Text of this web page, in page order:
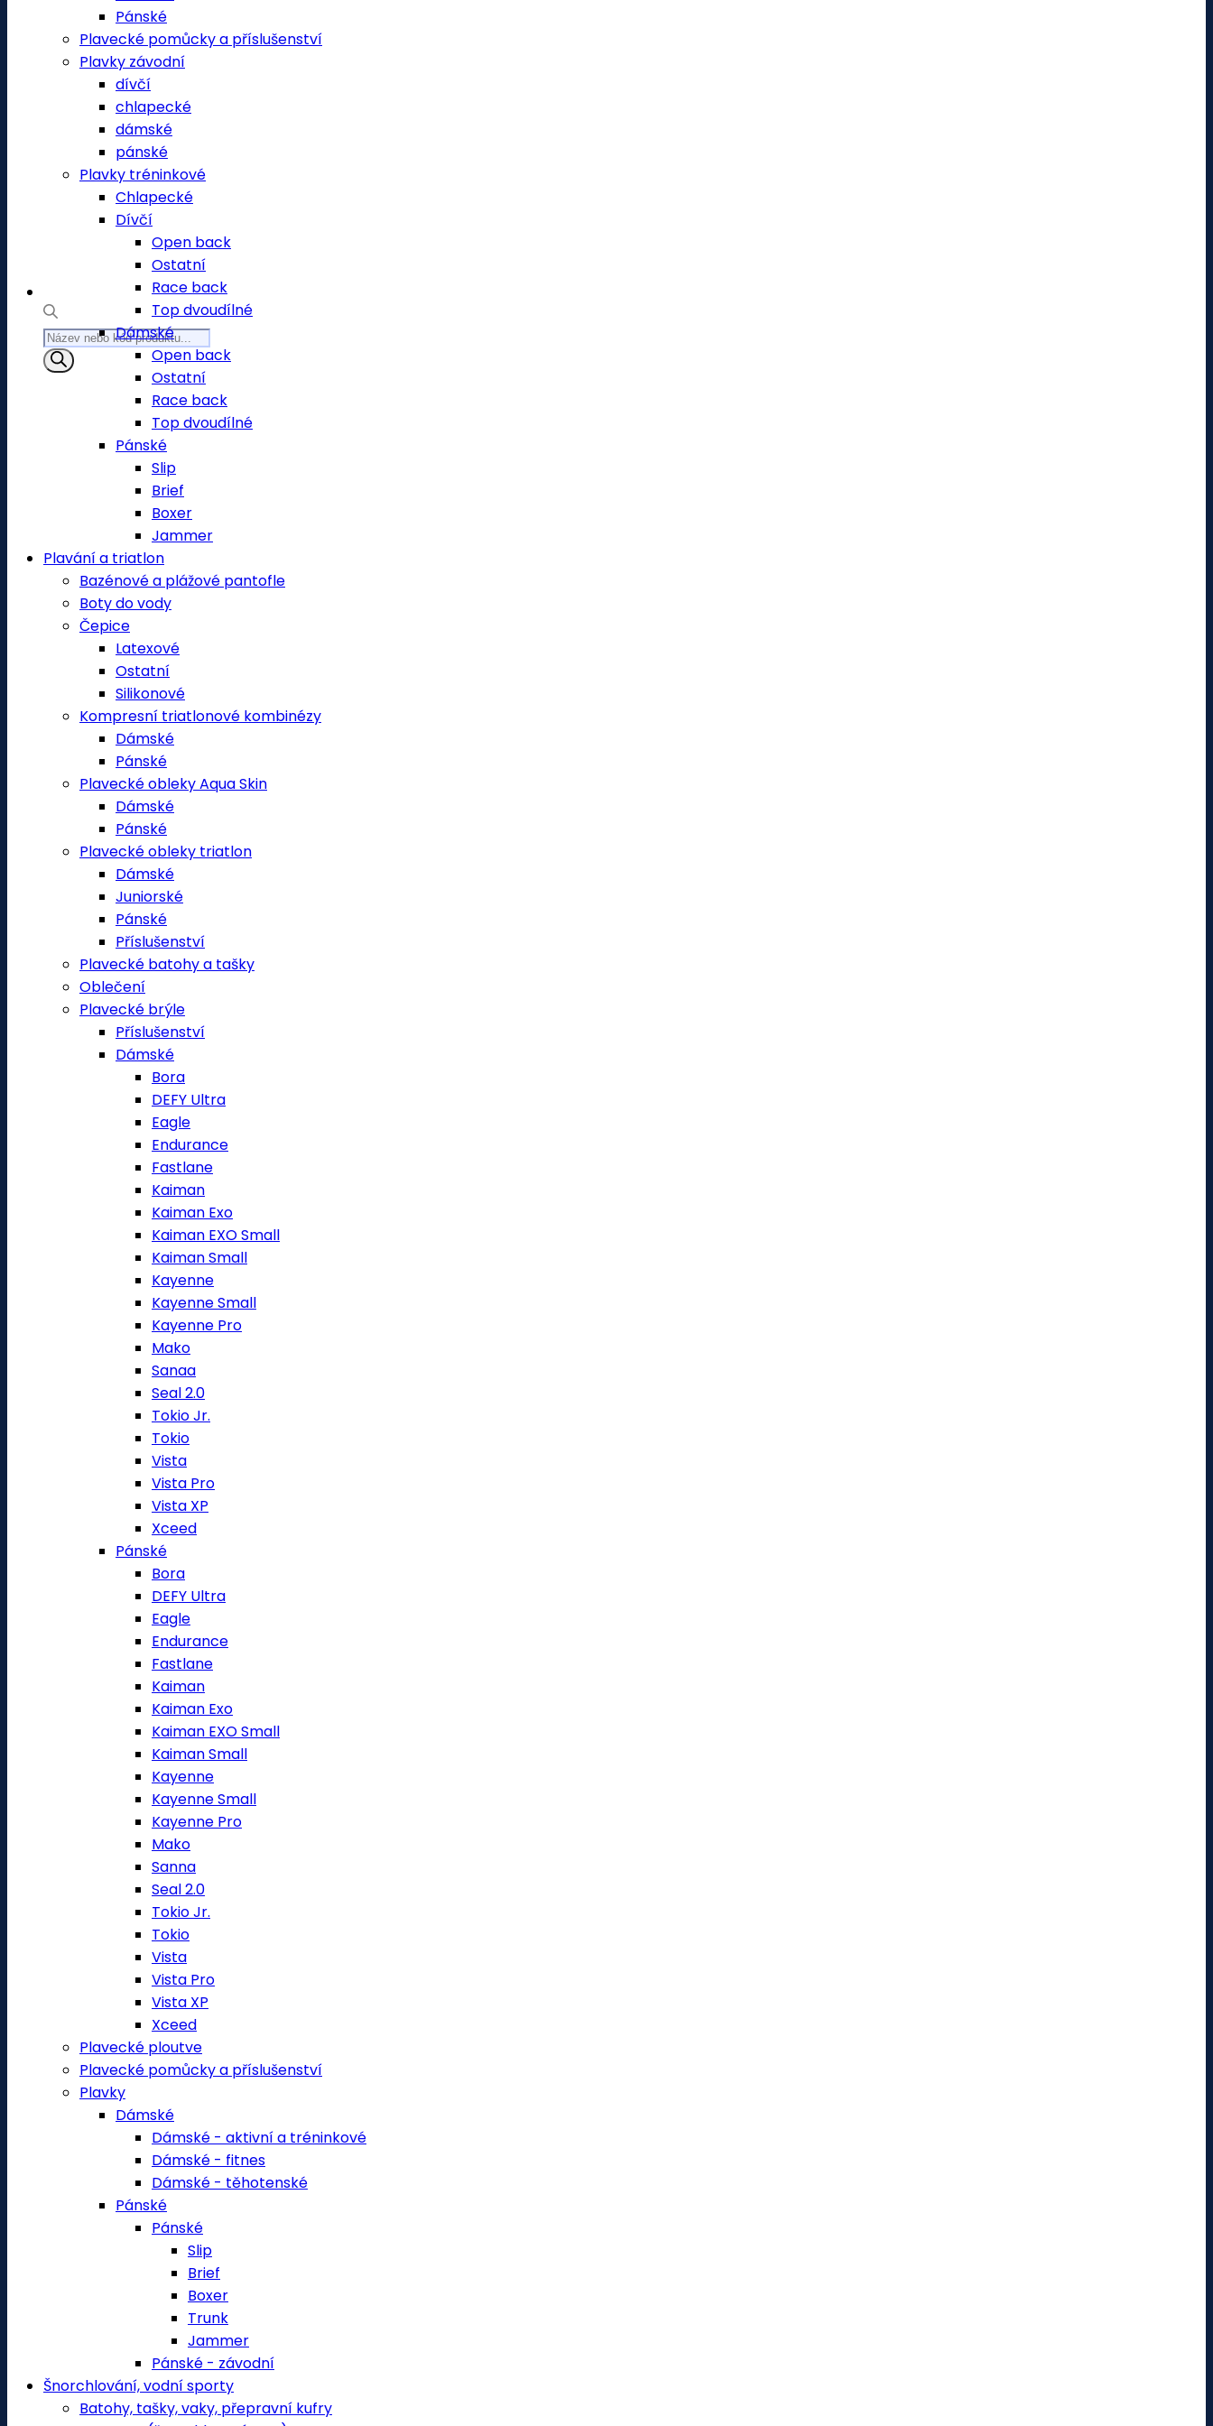
Products
search
Pánské
Plavecké pomůcky a příslušenství
Plavky závodní
dívčí
chlapecké
dámské
pánské
Plavky tréninkové
Chlapecké
Dívčí
Open back
Ostatní
Race back
Top dvoudílné
Dámské
Open back
Ostatní
Race back
Top dvoudílné
Pánské
Slip
Brief
Boxer
Jammer
Plavání a triatlon
Bazénové a plážové pantofle
Boty do vody
Čepice
Latexové
Ostatní
Silikonové
Kompresní triatlonové kombinézy
Dámské
Pánské
Plavecké obleky Aqua Skin
Dámské
Pánské
Plavecké obleky triatlon
Dámské
Juniorské
Pánské
Příslušenství
Plavecké batohy a tašky
Oblečení
Plavecké brýle
Příslušenství
Dámské
Bora
DEFY Ultra
Eagle
Endurance
Fastlane
Kaiman
Kaiman Exo
Kaiman EXO Small
Kaiman Small
Kayenne
Kayenne Small
Kayenne Pro
Mako
Sanaa
Seal 2.0
Tokio Jr.
Tokio
Vista
Vista Pro
Vista XP
Xceed
Pánské
Bora
DEFY Ultra
Eagle
Endurance
Fastlane
Kaiman
Kaiman Exo
Kaiman EXO Small
Kaiman Small
Kayenne
Kayenne Small
Kayenne Pro
Mako
Sanna
Seal 2.0
Tokio Jr.
Tokio
Vista
Vista Pro
Vista XP
Xceed
Plavecké ploutve
Plavecké pomůcky a příslušenství
Plavky
Dámské
Dámské - aktivní a tréninkové
Dámské - fitnes
Dámské - těhotenské
Pánské
Pánské
Slip
Brief
Boxer
Trunk
Jammer
Pánské - závodní
Šnorchlování, vodní sporty
Batohy, tašky, vaky, přepravní kufry